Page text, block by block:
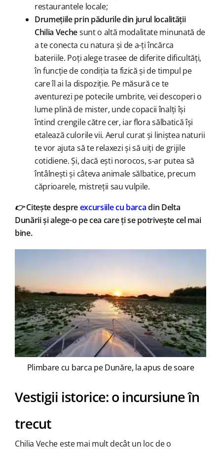
restaurantele locale;
Drumețiile prin pădurile din jurul localității
Chilia Vechesunt o altă modalitate minunată de
a te conecta cu natura și de a-ți încărca
bateriile. Poți alege trasee de diferite dificultăți,
în funcție de condiția ta fizică și de timpul pe
care îl ai la dispoziție. Pe măsură ce te
aventurezi pe potecile umbrite, vei descoperi o
lume plină de mister, unde copacii înalți își
întind crengile către cer, iar flora sălbatică își
etalează culorile vii. Aerul curat și liniștea naturii
te vor ajuta să te relaxezi și să uiți de grijile
cotidiene. Și, dacă ești norocos, s-ar putea să
întâlnești și câteva animale sălbatice, precum
căprioarele, mistreții sau vulpile.
👉Citește despreexcursiile cu barcadin Delta
Dunării și alege-o pe cea care ți se potrivește cel mai
bine.
Plimbare cu barca pe Dunăre, la apus de soare
Vestigii istorice: o incursiune în
trecut
Chilia Veche este mai mult decât un loc de o